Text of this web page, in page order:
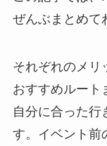
ぜんぶまとめて
それぞれのメリ
おすすめルート
自分に合った行
す。イベント前